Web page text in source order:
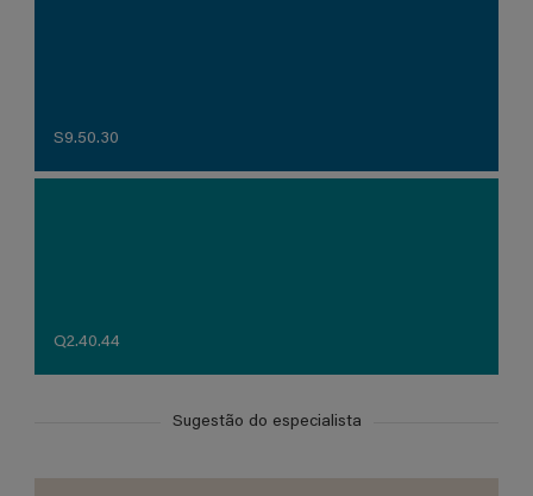
S9.50.30
Q2.40.44
Sugestão do especialista